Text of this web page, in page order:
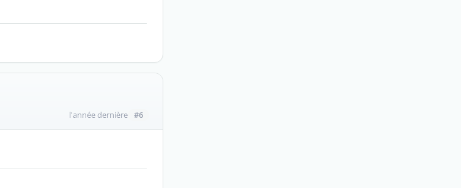
l'année dernière #6